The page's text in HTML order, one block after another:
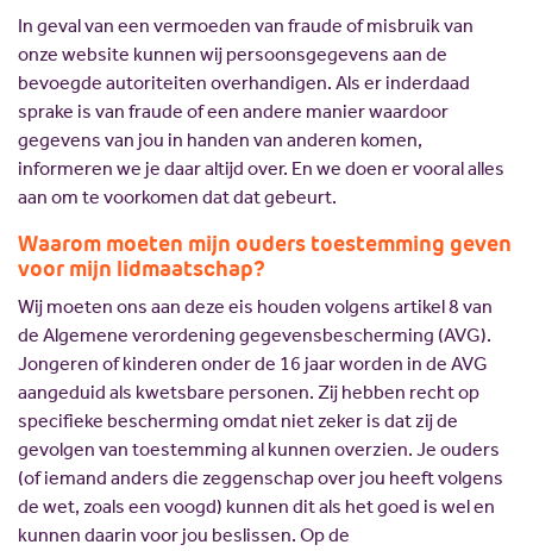
In geval van een vermoeden van fraude of misbruik van
onze website kunnen wij persoonsgegevens aan de
bevoegde autoriteiten overhandigen. Als er inderdaad
sprake is van fraude of een andere manier waardoor
gegevens van jou in handen van anderen komen,
informeren we je daar altijd over. En we doen er vooral alles
aan om te voorkomen dat dat gebeurt.
Waarom moeten mijn ouders toestemming geven
voor mijn lidmaatschap?
Wij moeten ons aan deze eis houden volgens artikel 8 van
de Algemene verordening gegevensbescherming (AVG).
Jongeren of kinderen onder de 16 jaar worden in de AVG
aangeduid als kwetsbare personen. Zij hebben recht op
specifieke bescherming omdat niet zeker is dat zij de
gevolgen van toestemming al kunnen overzien. Je ouders
(of iemand anders die zeggenschap over jou heeft volgens
de wet, zoals een voogd) kunnen dit als het goed is wel en
kunnen daarin voor jou beslissen. Op de